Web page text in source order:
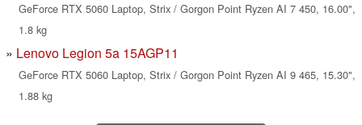
GeForce RTX 5060 Laptop, Strix / Gorgon Point Ryzen AI 7 450, 16.00",
1.8 kg
Lenovo Legion 5a 15AGP11
GeForce RTX 5060 Laptop, Strix / Gorgon Point Ryzen AI 9 465, 15.30",
1.88 kg